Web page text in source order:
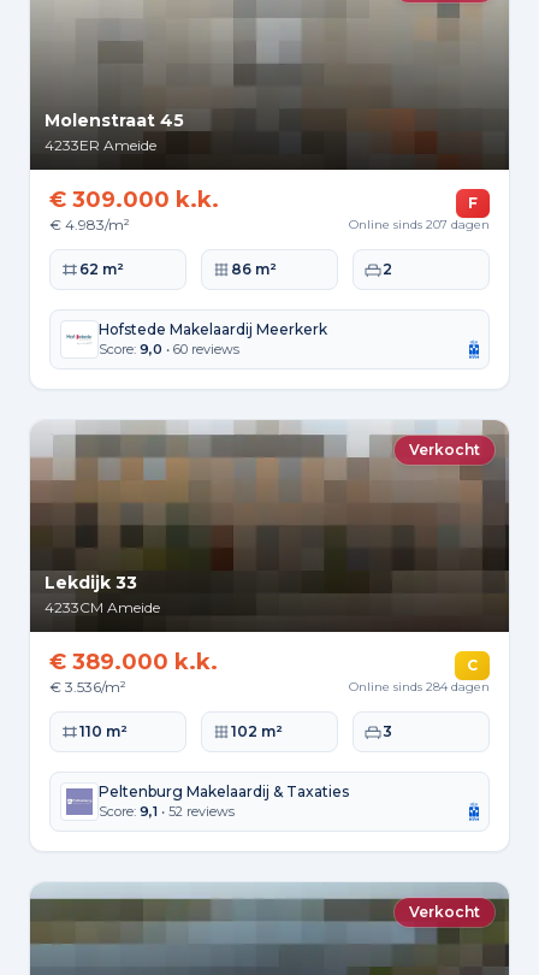
Molenstraat 45
4233ER Ameide
€ 309.000 k.k.
€ 4.983/m²
F
Online sinds 207 dagen
Woonoppervlakte
62 m² Perceeloppervlakte
86 m² Slaapkamers
2
Hofstede Makelaardij Meerkerk
Score: 9,0 • 60 reviews
Verkocht
Lekdijk 33
4233CM Ameide
€ 389.000 k.k.
€ 3.536/m²
C
Online sinds 284 dagen
Woonoppervlakte
110 m² Perceeloppervlakte
102 m² Slaapkamers
3
Peltenburg Makelaardij & Taxaties
Score: 9,1 • 52 reviews
Verkocht